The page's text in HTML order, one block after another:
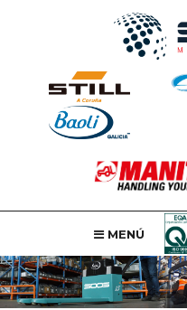
MENÚ